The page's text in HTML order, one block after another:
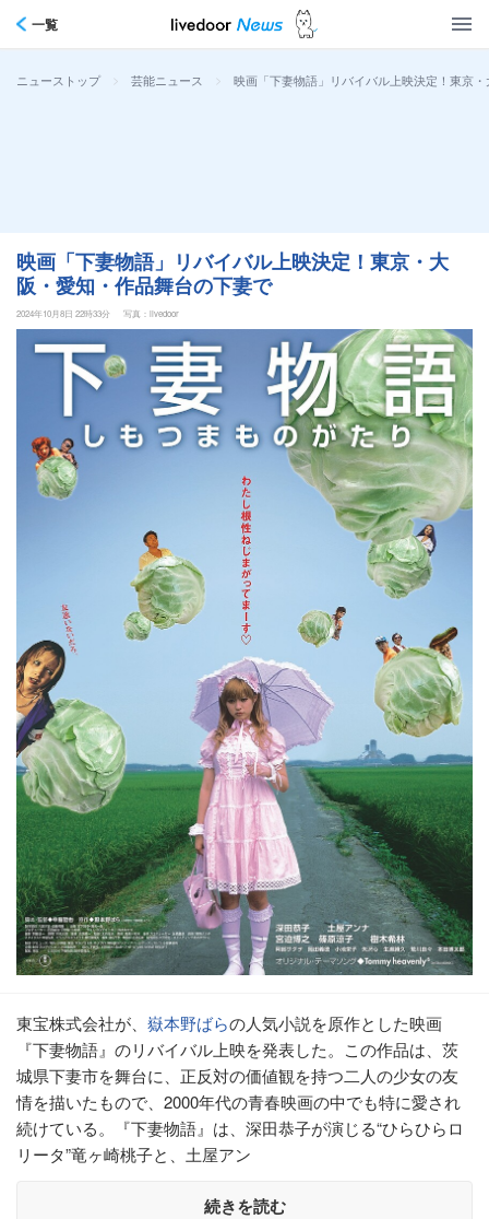
一覧
ニューストップ > 芸能ニュース > 映画「下妻物語」リバイバル上映決定！東京
映画「下妻物語」リバイバル上映決定！東京・大
阪・愛知・作品舞台の下妻で
2024年10月8日 22時33分 写真：livedoor
東宝株式会社が、 嶽本野ばらの人気小説を原作とした映画
『下妻物語』のリバイバル上映を発表した。この作品は、茨
城県下妻市を舞台に、正反対の価値観を持つ二人の少女の友
情を描いたもので、2000年代の青春映画の中でも特に愛され
続けている。『下妻物語』は、深田恭子が演じる“ひらひらロ
リータ”竜ヶ崎桃子と、土屋アン
続きを読む